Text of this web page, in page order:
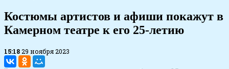
Костюмы артистов и афиши покажут в
Камерном театре к его 25-летию
15:1829 ноября 2023